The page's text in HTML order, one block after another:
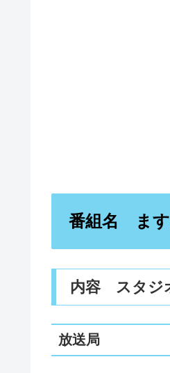
番組名 ます
内容 スタジ
放送局